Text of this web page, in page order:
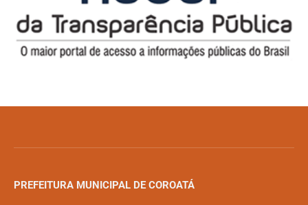
PREFEITURA MUNICIPAL DE COROATÁ